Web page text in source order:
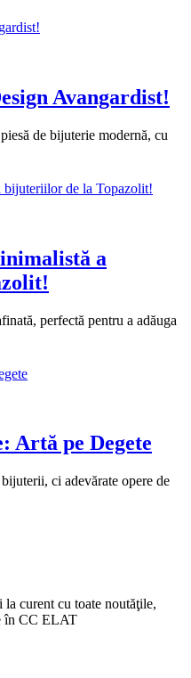
Avangardist!
de bijuterie modernă, cu
a
perfectă pentru a adăuga
Artă pe Degete
ci adevărate opere de
curent cu toate noutăţile,
în CC ELAT